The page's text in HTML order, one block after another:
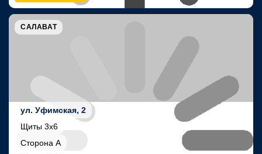
САЛАВАТ
ул. Уфимская, 2
Щиты 3х6
Сторона А